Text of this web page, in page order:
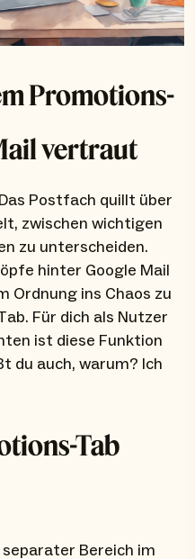
Promotions-
vertraut
Postfach quillt über
zwischen wichtigen
zu unterscheiden.
hinter Google Mail
Ordnung ins Chaos zu
Für dich als Nutzer
ist diese Funktion
du auch, warum? Ich
Tab
Bereich im